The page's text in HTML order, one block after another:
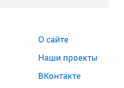
О сайте
Наши проекты
ВКонтакте